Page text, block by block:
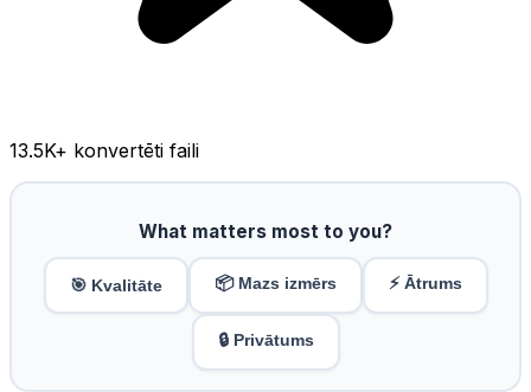
13.5K+ konvertēti faili
What matters most to you?
🎯 Kvalitāte 📦 Mazs izmērs ⚡ Ātrums
🔒 Privātums